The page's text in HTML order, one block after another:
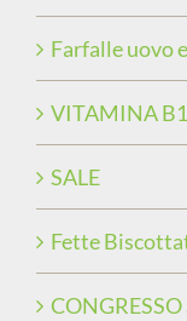
Farfalle uovo
VITAMINA
SALE
Fette